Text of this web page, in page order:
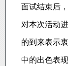
面试结束后
对本次活动
的到来表示
中的出色表